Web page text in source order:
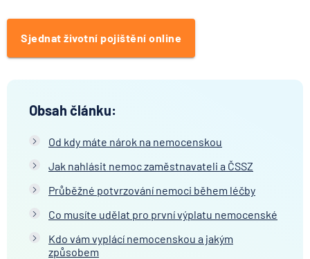
Sjednat životní pojištění online
Obsah článku:
Od kdy máte nárok na nemocenskou
Jak nahlásit nemoc zaměstnavateli a ČSSZ
Průběžné potvrzování nemoci během léčby
Co musíte udělat pro první výplatu nemocenské
Kdo vám vyplácí nemocenskou a jakým
způsobem